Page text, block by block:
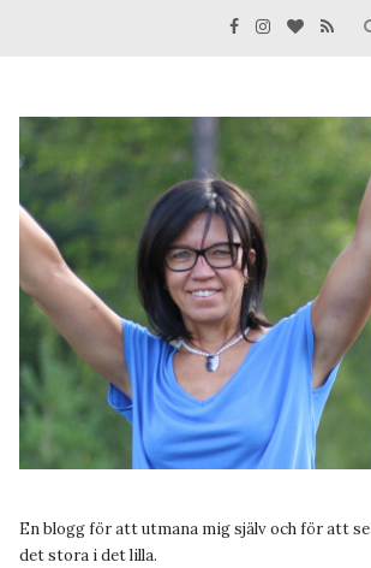
En blogg för att utmana mig själv och för att se
det stora i det lilla.